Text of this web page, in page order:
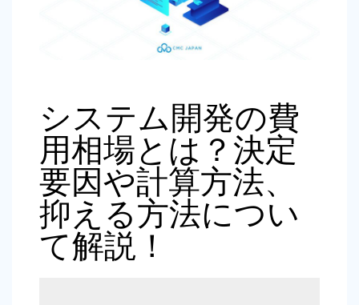
システム開発の費
用相場とは？決定
要因や計算方法、
抑える方法につい
て解説！